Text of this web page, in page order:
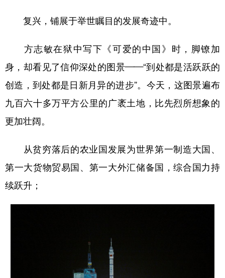
复兴，铺展于举世瞩目的发展奇迹中。
方志敏在狱中写下《可爱的中国》时，脚镣加
身，却看见了信仰深处的图景——“到处都是活跃跃的
创造，到处都是日新月异的进步”。今天，这图景遍布
九百六十多万平方公里的广袤土地，比先烈所想象的
更加壮阔。
从贫穷落后的农业国发展为世界第一制造大国、
第一大货物贸易国、第一大外汇储备国，综合国力持
续跃升；